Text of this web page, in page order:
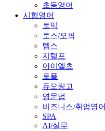
초등영어
시험영어
토익
토스/오픽
텝스
지텔프
아이엘츠
토플
듀오링고
영문법
비즈니스/취업영어
SPA
AI/실무